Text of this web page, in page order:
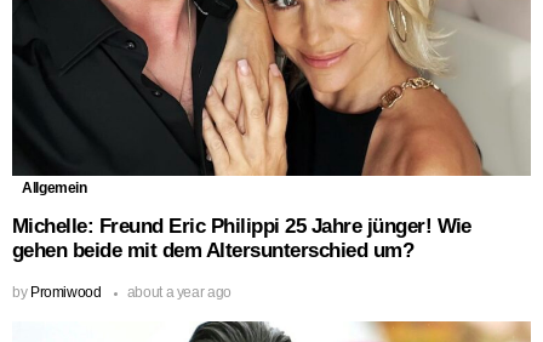
Allgemein
Michelle: Freund Eric Philippi 25 Jahre jünger! Wie
gehen beide mit dem Altersunterschied um?
by Promiwood about a year ago